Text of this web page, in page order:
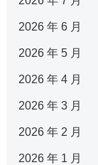
2026 年 6 月
2026 年 5 月
2026 年 4 月
2026 年 3 月
2026 年 2 月
2026 年 1 月